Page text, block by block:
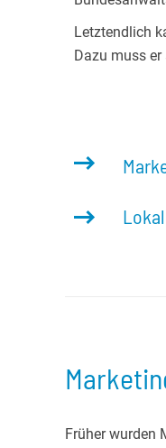
Letztendlich
Dazu muss
Früher wurden